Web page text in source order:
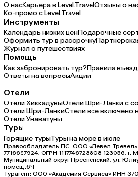
О насКарьера в Level.TravelОтзывы о
Ко-промо с Level.Travel
Инструменты
Календарь низких ценПодарочные
Оформить тур в рассрочку
Журнал о путешествиях
Помощь
Как забронировать тур?Правила
Ответы на вопросыАкции
Отели
Отели ХиккадувыОтели Шри-Ланки с
Отели Шри-ЛанкиОтели все включено
Отели Унаватуны
Туры
Горящие турыТуры на море в июле
Правообладатель ПО: ООО «Левел Тревел»
7716697924, ОГРН 1117746723808 123056, г.
Муниципальный округ Пресненский, ул.
помещ.6Ч
Турагент: ООО «Академия Сервиса» ИНН